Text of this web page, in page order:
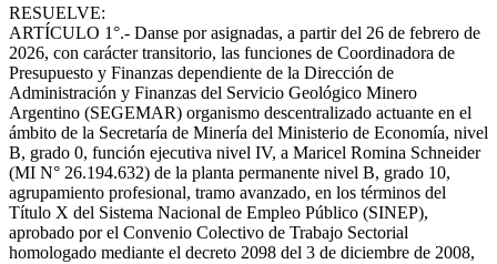
RESUELVE:
ARTÍCULO 1°.- Danse por asignadas, a partir del 26 de febrero de
2026, con carácter transitorio, las funciones de Coordinadora de
Presupuesto y Finanzas dependiente de la Dirección de
Administración y Finanzas del Servicio Geológico Minero
Argentino (SEGEMAR) organismo descentralizado actuante en el
ámbito de la Secretaría de Minería del Ministerio de Economía, nivel
B, grado 0, función ejecutiva nivel IV, a Maricel Romina Schneider
(MI N° 26.194.632) de la planta permanente nivel B, grado 10,
agrupamiento profesional, tramo avanzado, en los términos del
Título X del Sistema Nacional de Empleo Público (SINEP),
aprobado por el Convenio Colectivo de Trabajo Sectorial
homologado mediante el decreto 2098 del 3 de diciembre de 2008,